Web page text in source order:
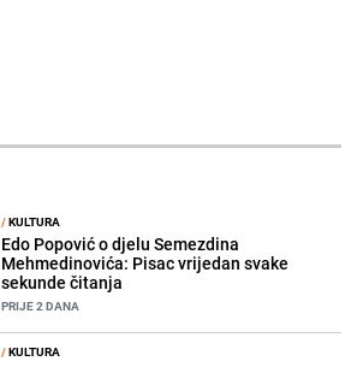
/KULTURA
Edo Popović o djelu Semezdina
Mehmedinovića: Pisac vrijedan svake
sekunde čitanja
PRIJE 2 DANA
/KULTURA